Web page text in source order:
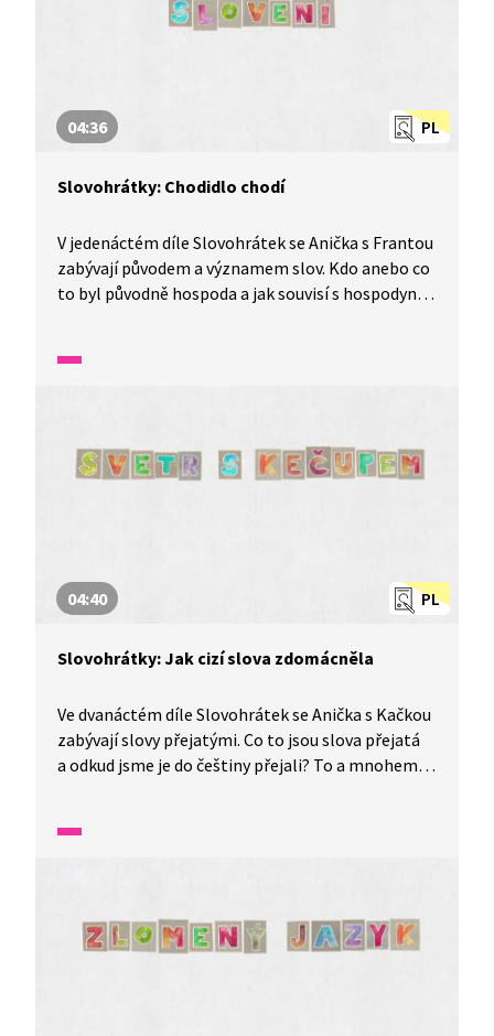
PL
04:36
Slovohrátky: Chodidlo chodí
V jedenáctém díle Slovohrátek se Anička s Frantou
zabývají původem a významem slov. Kdo anebo co
to byl původně hospoda a jak souvisí s hospodyní?
chodí.
PL
04:40
Slovohrátky: Jak cizí slova zdomácněla
Ve dvanáctém díle Slovohrátek se Anička s Kačkou
zabývají slovy přejatými. Co to jsou slova přejatá
a odkud jsme je do češtiny přejali? To a mnohem